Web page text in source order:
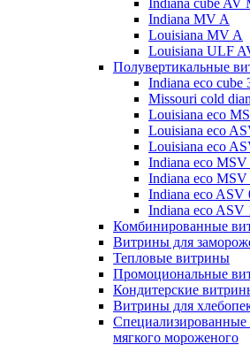
Indiana cube AV
Indiana MV A
Louisiana MV A
Louisiana ULF
Полувертикальные
Indiana eco cube
Missouri cold
Louisiana eco
Louisiana eco
Louisiana eco
Indiana eco
Indiana eco
Indiana eco ASV
Indiana eco ASV
Комбинированные
Витрины для
Тепловые витрины
Промоциональные
Кондитерские
Витрины для
мягкого мороженого